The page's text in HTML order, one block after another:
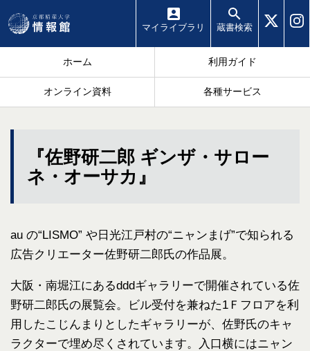
マイ ライブラリ 蔵書検索
ホーム 利用ガイド
オンライン資料 各種サービス
『佐野研二郎 ギンザ・サロー
ネ・オーサカ』
au の“LISMO” や日光江戸村の“ニャンまげ”で知られる
広告クリエーター佐野研二郎氏の作品展。
大阪・南堀江にあるdddギャラリーで開催されている佐
野研二郎氏の展覧会。ビル受付を兼ねた1Ｆフロアを利
用したこじんまりとしたギャラリーが、佐野氏のキャ
ラクターで埋め尽くされています。入口横にはニャン